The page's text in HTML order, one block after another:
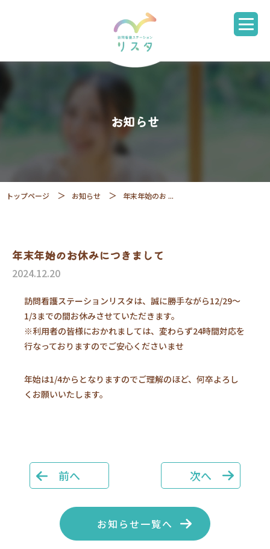
お知らせ
トップページ お知らせ 年末年始のお ...
年末年始のお休みにつきまして
2024.12.20
訪問看護ステーションリスタは、誠に勝手ながら12/29〜
1/3までの間お休みさせていただきます。
※利用者の皆様におかれましては、変わらず24時間対応を
行なっておりますのでご安心くださいませ
年始は1/4からとなりますのでご理解のほど、何卒よろし
くお願いいたします。
前へ 次へ
お知らせ一覧へ